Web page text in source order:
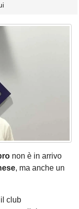
non è in arrivo
, ma anche un
club